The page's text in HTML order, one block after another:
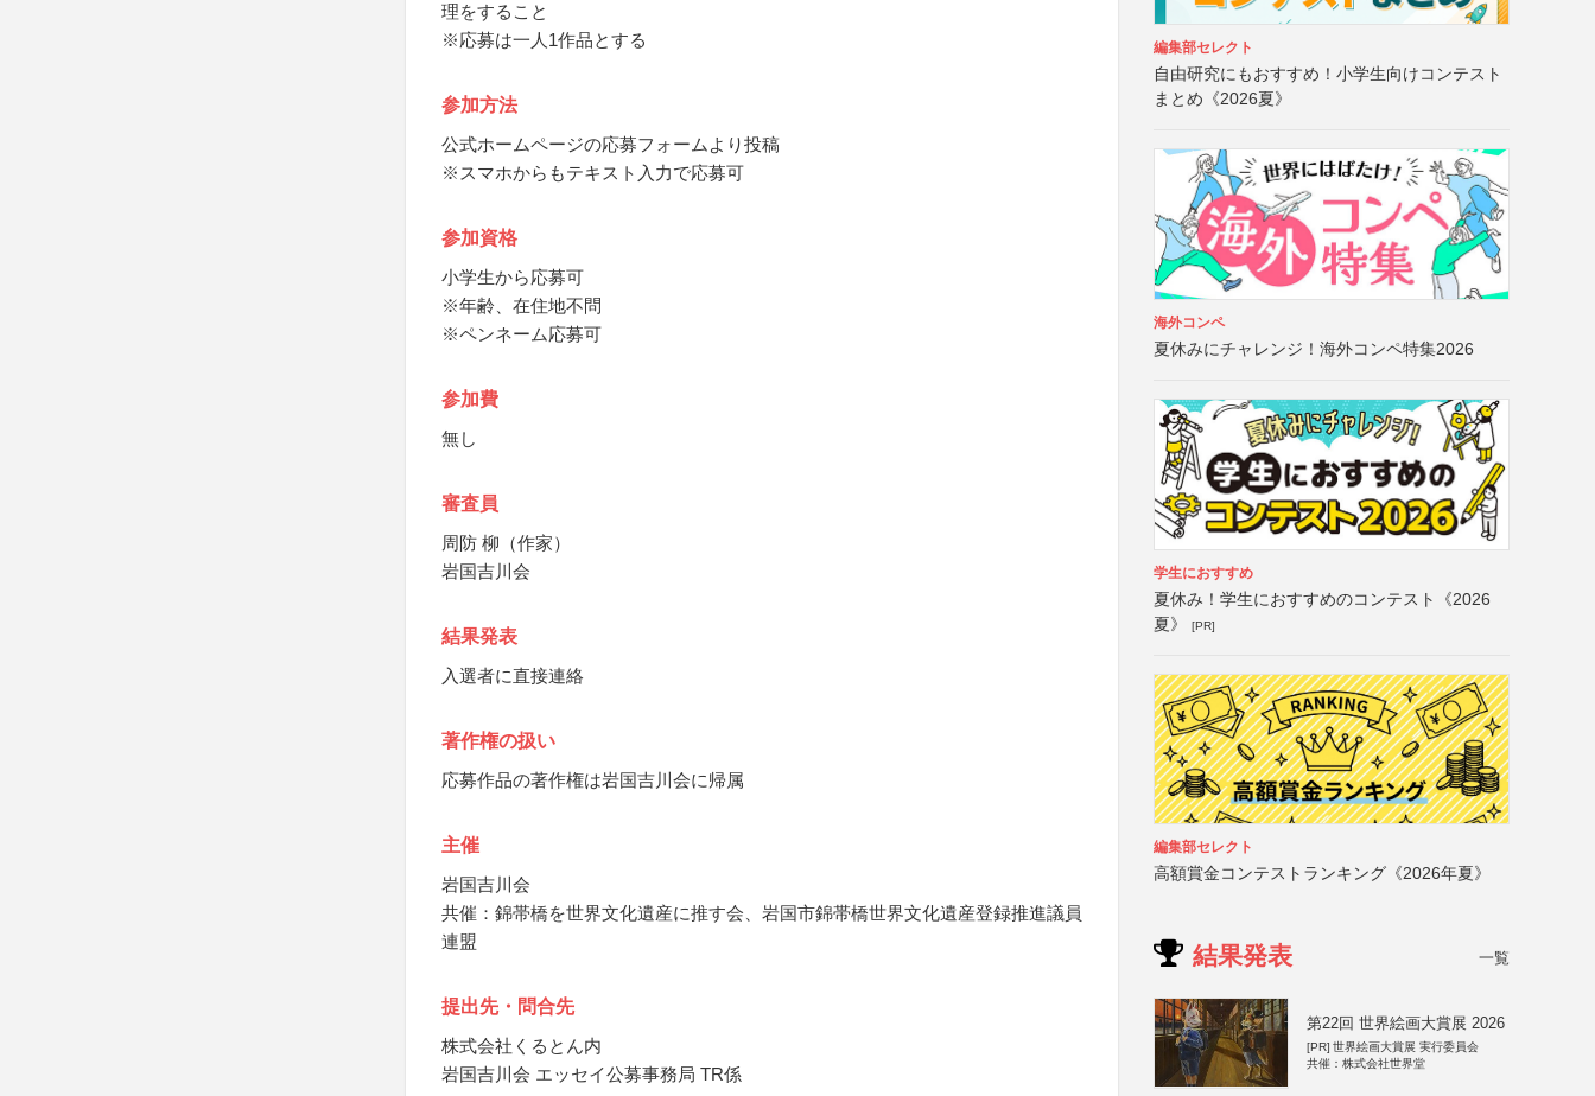
理をすること
※応募は一人1作品とする
参加方法
公式ホームページの応募フォームより投稿
※スマホからもテキスト入力で応募可
参加資格
小学生から応募可
※年齢、在住地不問
※ペンネーム応募可
参加費
無し
審査員
周防 柳（作家）
岩国吉川会
結果発表
入選者に直接連絡
著作権の扱い
応募作品の著作権は岩国吉川会に帰属
主催
岩国吉川会
共催：錦帯橋を世界文化遺産に推す会、岩国市錦帯橋世界文化遺産登録推進議員
連盟
提出先・問合先
株式会社くるとん内
岩国吉川会 エッセイ公募事務局 TR係
編集部セレクト
自由研究にもおすすめ！小学生向けコンテスト
まとめ《2026夏》
海外コンペ
夏休みにチャレンジ！海外コンペ特集2026
学生におすすめ
夏休み！学生におすすめのコンテスト《2026
夏》
[PR]
編集部セレクト
高額賞金コンテストランキング《2026年夏》
結果発表 一覧
第22回 世界絵画大賞展 2026
[PR] 世界絵画大賞展 実行委員会
共催：株式会社世界堂